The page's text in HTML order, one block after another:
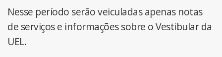
Nesse período serão veiculadas apenas notas
de serviços e informações sobre o Vestibular da
UEL.